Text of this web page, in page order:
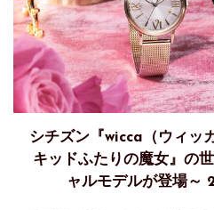
シチズン『wicca（ウィッ
キッドふたりの魔⼥』の
ャルモデルが登場～